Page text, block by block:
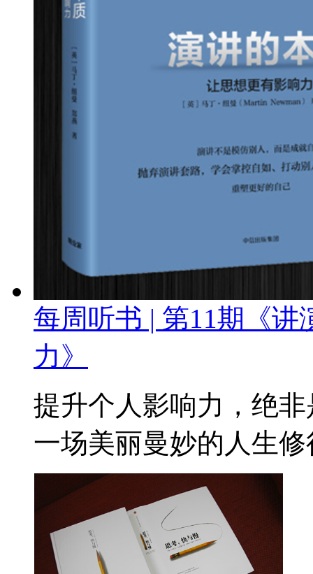
每周听书 | 第11期《
力》
提升个人影响力，绝
一场美丽曼妙的人生修